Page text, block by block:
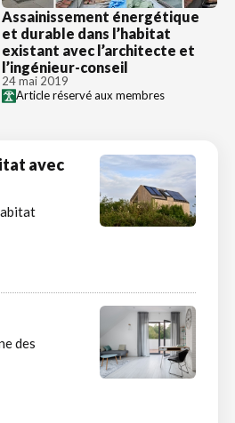
Assainissement énergétique
et durable dans l’habitat
existant avec l’architecte et
l’ingénieur-conseil
24 mai 2019
Article réservé aux membres
avec
des